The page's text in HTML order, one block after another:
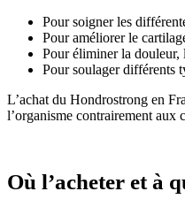
Pour soigner les
Pour améliorer le
Pour éliminer la douleur,
Pour soulager différents
L’achat du Hondrostrong en
l’organisme contrairement aux
Où l’acheter et à